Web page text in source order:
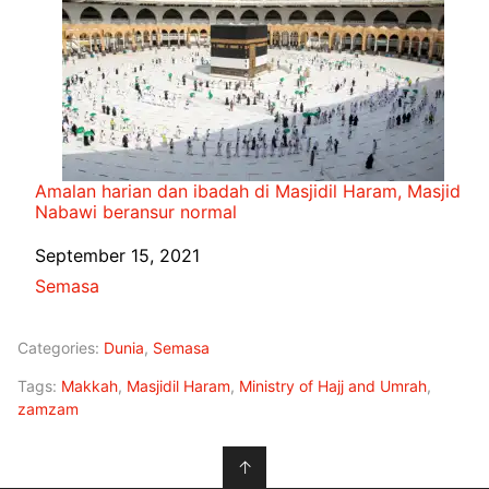
Amalan harian dan ibadah di Masjidil Haram, Masjid
Nabawi beransur normal
Date
September 15, 2021
In relation to
Semasa
Categories: Dunia, Semasa
Tags: Makkah, Masjidil Haram, Ministry of Hajj and Umrah,
zamzam
↑